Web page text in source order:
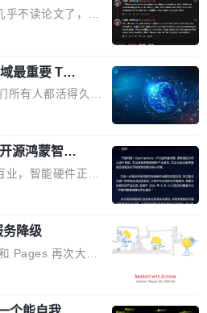
动逻辑；比如我
紧凑机身 钛金雕1
功率，同时实现
16厘米，属于同
电源产品。小
A...
服务市场更是从20
年的8763亿美
事实——品牌对专
切。 但市场扩容
改变。2026年Top
品”这个离消费
层面的权重显著变
在从规模转向深
协同...
乎不读论文了，而
充斥着大量过
究员 Keller Jorda
不是在说风凉
知但很少公开捅
一句软化声明：
文都在过度宣传
果你筛选出那些
们大部分都是过
点。不是所有论文
论文最有问题。
，一位 ICLR 2
最重要 Top
所有人都活得久。
，而是出自 Hieu
是谁？他是 xAI
练基础设施团队
条帖子，列出了他
开源项目。 第一
释，但 FA2 是他
到好处，刚好能
些"邪恶的" Hopp
改和适配。 更关
源鸿蒙智能
行
业，智能硬件正从
协同化发展。作
能力，为不同类
提供关键支撑，
商业增长打开新
能硬件开发者日
Develope
降级
Pages 再次大规
用超过 5 小时，
也因调度层故